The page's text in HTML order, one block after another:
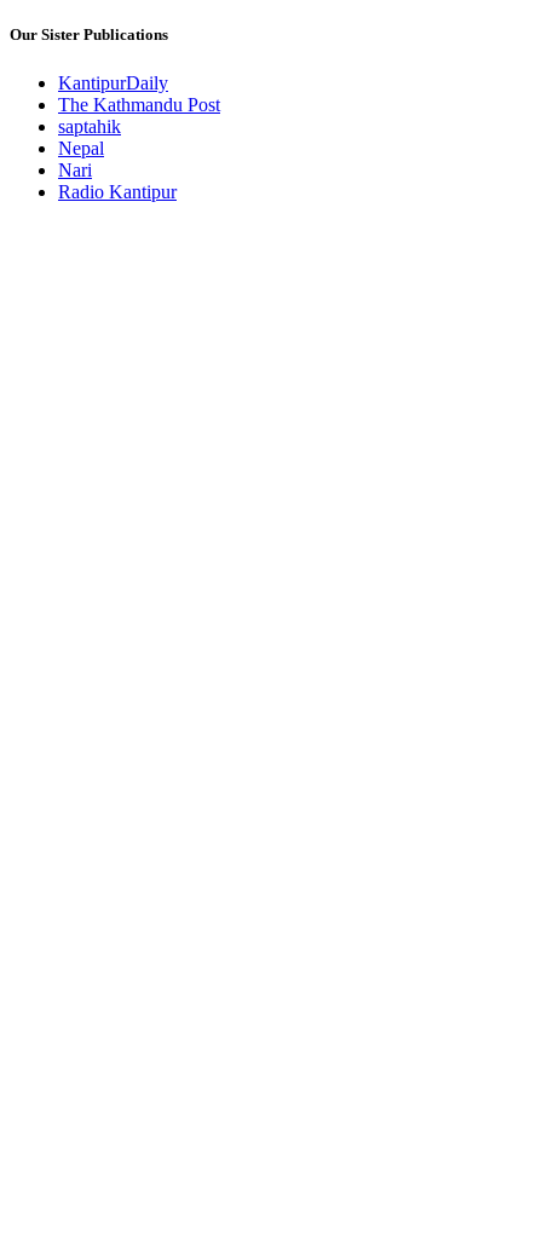
Our Sister Publications
KantipurDaily
The Kathmandu Post
saptahik
Nepal
Nari
Radio Kantipur